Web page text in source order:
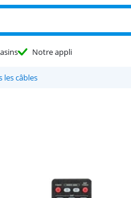
Notre appli
les câbles